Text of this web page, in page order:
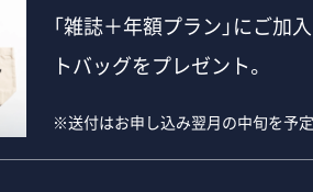
「雑誌＋年額プラン」にご
トバッグをプレゼント。
※送付はお申し込み翌月の中旬を予